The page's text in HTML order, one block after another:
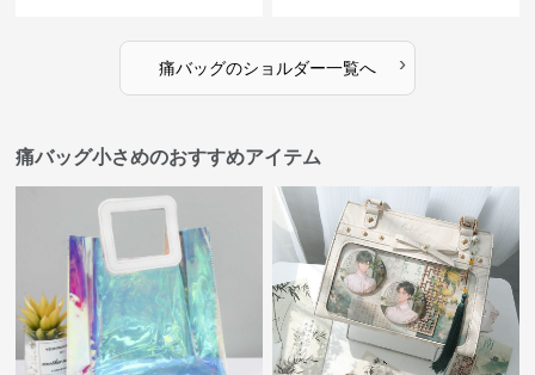
痛バッグのショルダー一覧へ ›
痛バッグ小さめのおすすめアイテム